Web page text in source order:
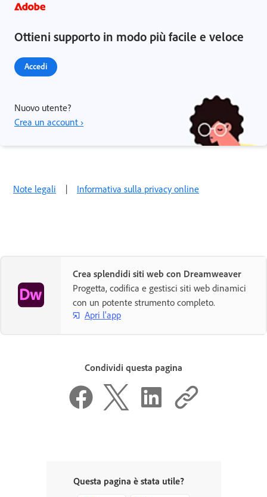
Ottieni supporto in modo più facile e veloce
Accedi
Nuovo utente?
Crea un account ›
Note legali | Informativa sulla privacy online
Crea splendidi siti web con Dreamweaver
Progetta, codifica e gestisci siti web dinamici
con un potente strumento completo.
Apri l'app
Condividi questa pagina
Questa pagina è stata utile?